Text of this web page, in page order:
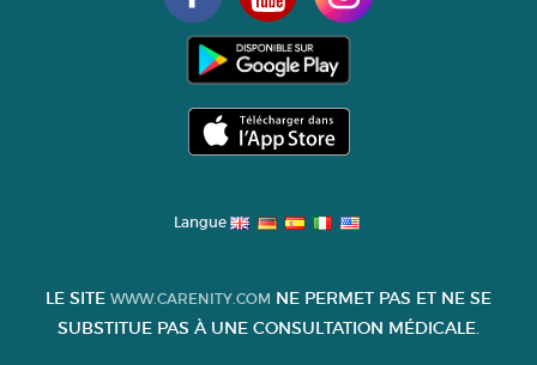
Langue
LE SITE WWW.CARENITY.COM NE PERMET PAS ET NE SE
SUBSTITUE PAS À UNE CONSULTATION MÉDICALE.